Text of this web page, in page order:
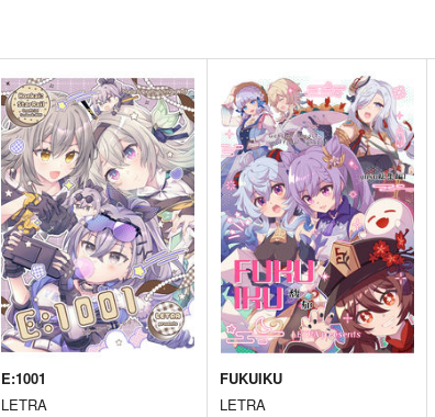
星空指数
LETRA
セール中 550円（税込）
Fate/Grand Order
ジャンヌ・ダルク〔オルタ〕
メルトリリス
ぐだ子
サンプル カート
E:1001
LETRA
FUKUIKU
LETRA